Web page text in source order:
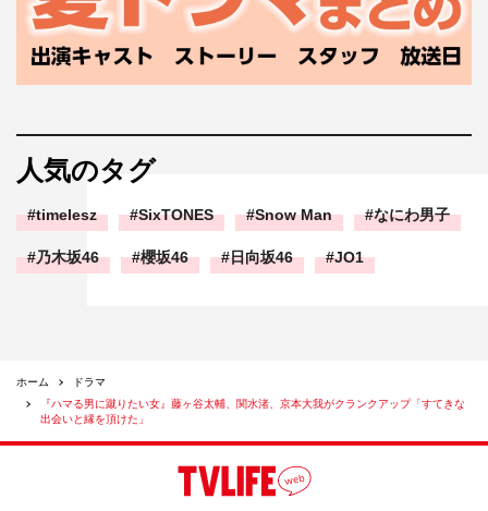
人気のタグ
timelesz SixTONES Snow Man なにわ男子
乃木坂46 櫻坂46 日向坂46 JO1
ホーム
ドラマ
『ハマる男に蹴りたい女』藤ヶ谷太輔、関水渚、京本大我がクランクアップ「すてきな
出会いと縁を頂けた」